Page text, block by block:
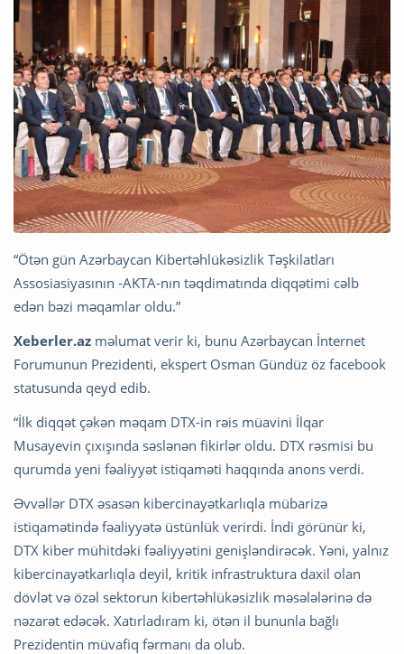
“Ötən gün Azərbaycan Kibertəhlükəsizlik Təşkilatları
Assosiasiyasının -AKTA-nın təqdimatında diqqətimi cəlb
edən bəzi məqamlar oldu.”
Xeberler.az məlumat verir ki, bunu Azərbaycan İnternet
Forumunun Prezidenti, ekspert Osman Gündüz öz facebook
statusunda qeyd edib.
“İlk diqqət çəkən məqam DTX-in rəis müavini İlqar
Musayevin çıxışında səslənən fikirlər oldu. DTX rəsmisi bu
qurumda yeni fəaliyyət istiqaməti haqqında anons verdi.
Əvvəllər DTX əsasən kibercinayətkarlıqla mübarizə
istiqamətində fəaliyyətə üstünlük verirdi. İndi görünür ki,
DTX kiber mühitdəki fəaliyyətini genişləndirəcək. Yəni, yalnız
kibercinayətkarlıqla deyil, kritik infrastruktura daxil olan
dövlət və özəl sektorun kibertəhlükəsizlik məsələlərinə də
nəzarət edəcək. Xatırladıram ki, ötən il bununla bağlı
Prezidentin müvafiq fərmanı da olub.